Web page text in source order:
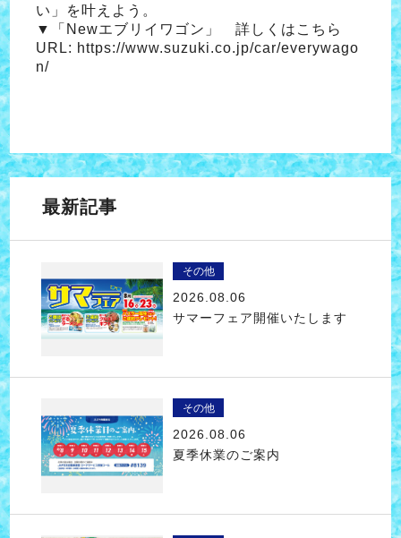
い」を叶えよう。
▼「Newエブリイワゴン」 詳しくはこちら
URL: https://www.suzuki.co.jp/car/everywago
n/
最新記事
その他
2026.08.06
サマーフェア開催いたします
その他
2026.08.06
夏季休業のご案内